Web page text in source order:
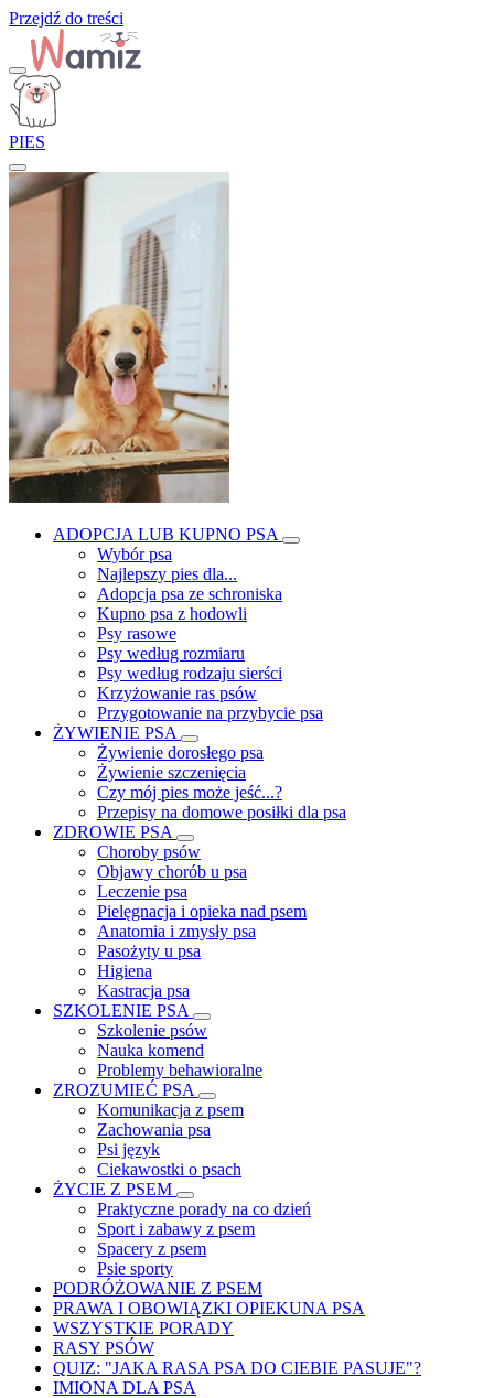
Przejdź do treści
PIES
ADOPCJA LUB KUPNO PSA
Wybór psa
Najlepszy pies dla...
Adopcja psa ze schroniska
Kupno psa z hodowli
Psy rasowe
Psy według rozmiaru
Psy według rodzaju sierści
Krzyżowanie ras psów
Przygotowanie na przybycie psa
ŻYWIENIE PSA
Żywienie dorosłego psa
Żywienie szczenięcia
Czy mój pies może jeść...?
Przepisy na domowe posiłki dla psa
ZDROWIE PSA
Choroby psów
Objawy chorób u psa
Leczenie psa
Pielęgnacja i opieka nad psem
Anatomia i zmysły psa
Pasożyty u psa
Higiena
Kastracja psa
SZKOLENIE PSA
Szkolenie psów
Nauka komend
Problemy behawioralne
ZROZUMIEĆ PSA
Komunikacja z psem
Zachowania psa
Psi język
Ciekawostki o psach
ŻYCIE Z PSEM
Praktyczne porady na co dzień
Sport i zabawy z psem
Spacery z psem
Psie sporty
PODRÓŻOWANIE Z PSEM
PRAWA I OBOWIĄZKI OPIEKUNA PSA
WSZYSTKIE PORADY
RASY PSÓW
QUIZ: "JAKA RASA PSA DO CIEBIE PASUJE"?
IMIONA DLA PSA